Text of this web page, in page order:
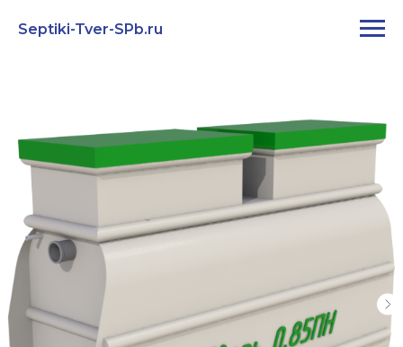
Septiki-Tver-SPb.ru